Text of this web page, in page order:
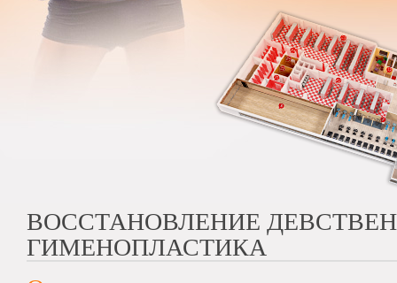
ВОССТАНОВЛЕНИЕ
ГИМЕНОПЛАСТИКА